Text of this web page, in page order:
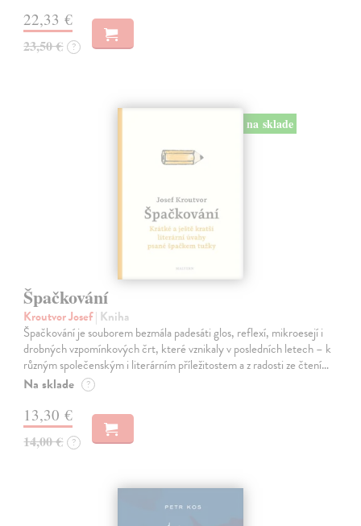
22,33 €
23,50 € ?
na sklade
Špačkování
Kroutvor Josef| Kniha
Špačkování je souborem bezmála padesáti glos, reflexí, mikroesejí i
drobných vzpomínkových črt, které vznikaly v posledních letech – k
různým společenským i literárním příležitostem a z radosti ze čtení…
Na sklade ?
13,30 €
14,00 € ?